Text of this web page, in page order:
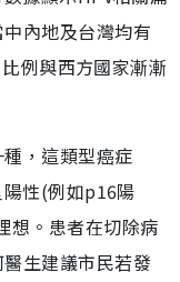
內地及台灣均有
例與西方國家漸漸
，這類型癌症
性(例如p16陽
想。患者在切除病
生建議市民若發